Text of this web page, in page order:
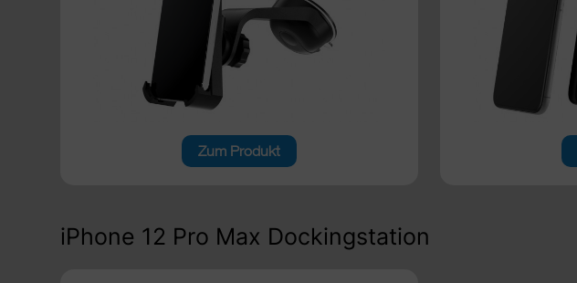
Zum Produkt
iPhone 12 Pro Max Dockingstation